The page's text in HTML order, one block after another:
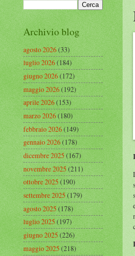
Archivio blog
agosto 2026(33)
luglio 2026(184)
giugno 2026(172)
maggio 2026(192)
aprile 2026(153)
marzo 2026(180)
febbraio 2026(149)
gennaio 2026(178)
dicembre 2025(167)
novembre 2025(211)
ottobre 2025(190)
settembre 2025(179)
agosto 2025(178)
luglio 2025(197)
giugno 2025(226)
maggio 2025(218)